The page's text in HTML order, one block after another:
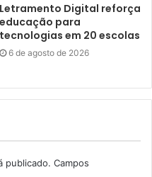
leves até
entre os grupos mais
a principal forma de
Letramento Digital reforça
educação para
tecnologias em 20 escolas
6 de agosto de 2026
publicado. Campos